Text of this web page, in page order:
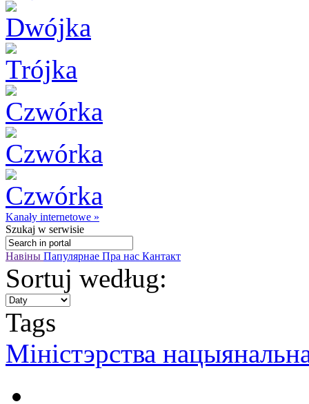
Kanały internetowe »
Szukaj w serwisie
Навіны Папулярнае Пра нас Кантакт
Sortuj według:
Tags
Міністэрства